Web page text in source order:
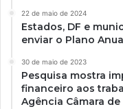
22 de maio de 2024
Estados, DF e
enviar o Plano
30 de maio de 2023
Pesquisa mostra
financeiro aos
Agência Câmara